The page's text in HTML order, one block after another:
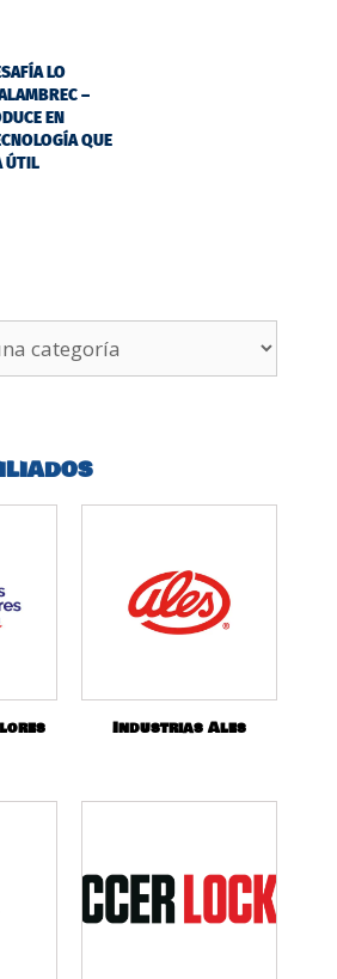
LO
–
EN
QUE
ÚTIL
Industrias Ales